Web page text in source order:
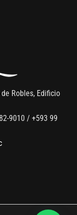
Robles, Edificio
9010 / +593 99